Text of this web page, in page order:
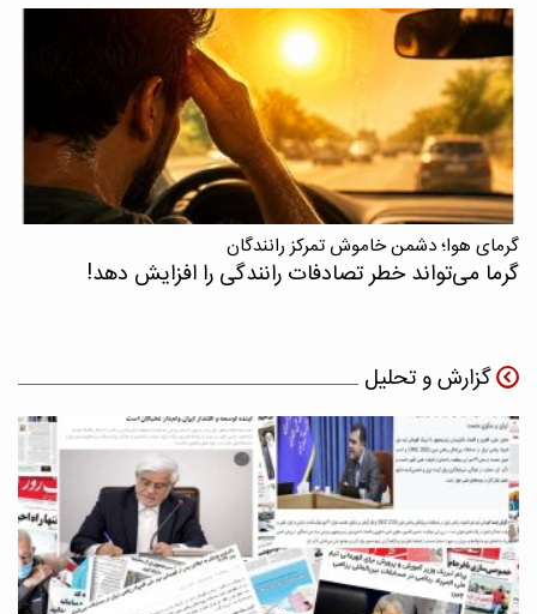
گرمای هوا؛ دشمن خاموش تمرکز رانندگان
گرما می‌تواند خطر تصادفات رانندگی را افزایش دهد!
گزارش و تحلیل